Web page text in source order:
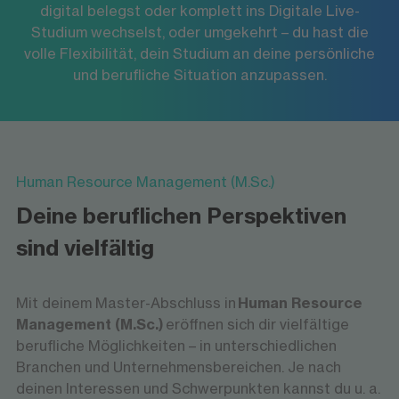
ausgewählten Modulen. Dein Vorteil: Vor jedem
Semester hast du die Möglichkeit, weitere
Module digital zu belegen, komplett virtuell zu
studieren oder dein Hochschulzentrum zu
Lehrenden und Kommilitonen, diskutierst im
Chat und arbeitest aktiv in kleinen Gruppen.
Die Vorlesungen werden in der Regel
aufgezeichnet und sind in der Mediathek
Semester hast du zu dem die Möglichkeit
Studium+ zu wechseln.
digital belegst oder komplett ins Digitale Live-
Studium wechselst, oder umgekehrt – du hast die
volle Flexibilität, dein Studium an deine persönliche
und berufliche Situation anzupassen.
Human Resource Management (M.Sc.)
Deine beruflichen Perspektiven
sind vielfältig
Mit deinem Master-Abschluss in Human Resource
Management (M.Sc.) eröffnen sich dir vielfältige
berufliche Möglichkeiten – in unterschiedlichen
Branchen und Unternehmensbereichen. Je nach
deinen Interessen und Schwerpunkten kannst du u. a.